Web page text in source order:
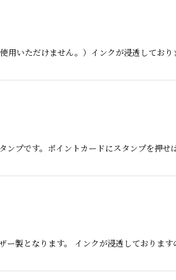
用いただけません。）インクが浸透しており
プです。ポイントカードにスタンプを押せ
製となります。 インクが浸透しておりま